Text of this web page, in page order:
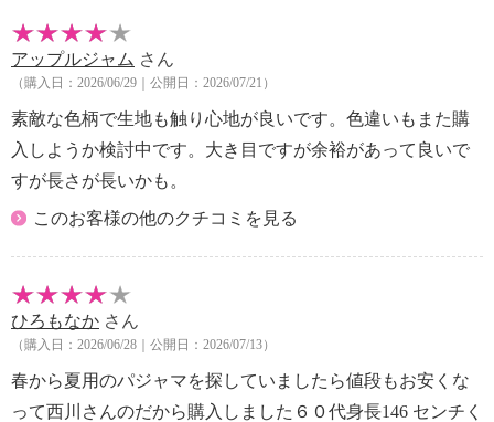
・パンツ丈：フルレングス
・裏地：なし
・スリット：なし
・ポケット：なし
・その他特徴：・ウエストにドローストリングあり
【素材】
【メンテナンス（絵表示ラベル）】
・洗濯機：可
・タンブル乾燥：不可
・自然乾燥：日陰の吊り干し
・アイロン仕上げ：可（高温）
・ドライクリーニング：不可
【原産国（地）】
アップルジャム さん
（購入日：2026/06/29｜公開日：2026/07/21）
素敵な色柄で生地も触り心地が良いです。色違いもまた購
入しようか検討中です。大き目ですが余裕があって良いで
すが長さが長いかも。
このお客様の他のクチコミを見る
ひろもなか さん
（購入日：2026/06/28｜公開日：2026/07/13）
春から夏用のパジャマを探していましたら値段もお安くな
って西川さんのだから購入しました６０代身長146 センチく